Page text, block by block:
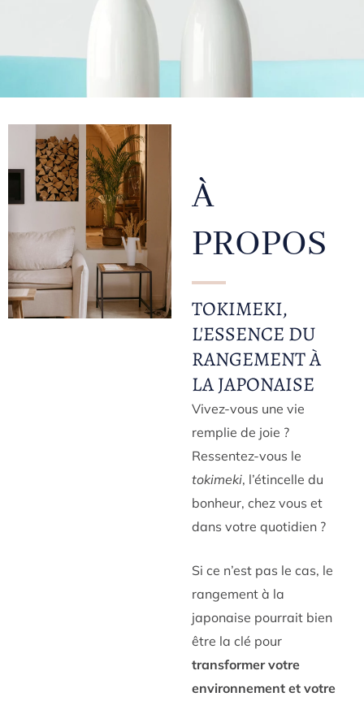
À
PROPOS
TOKIMEKI,
L'ESSENCE DU
RANGEMENT À
LA JAPONAISE
Vivez-vous une vie
remplie de joie ?
Ressentez-vous le
tokimeki, l’étincelle du
bonheur, chez vous et
dans votre quotidien ?
Si ce n’est pas le cas, le
rangement à la
japonaise pourrait bien
être la clé pour
transformer votre
environnement et votre